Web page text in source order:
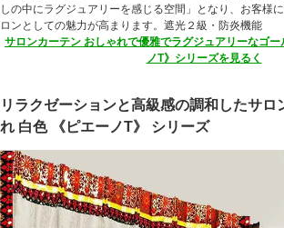
しの中にラグジュアリーを感じる空間」となり、お客様
ロンとしての魅力が高まります。遮光２級・防炎機能
サロンカーテン おしゃれで優雅でラグジュアリーなゴ
ノT》シリーズを見るく
リラクゼーションと高級感の調和したサロ
れ 白色 《ピエーノT》 シリーズ